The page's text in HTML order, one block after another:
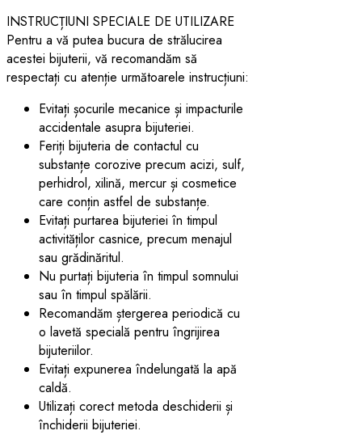
INSTRUCȚIUNI SPECIALE DE UTILIZARE
Pentru a vă putea bucura de strălucirea
acestei bijuterii, vă recomandăm să
respectați cu atenție următoarele instrucțiuni:
Evitați șocurile mecanice și impacturile
accidentale asupra bijuteriei.
Feriți bijuteria de contactul cu
substanțe corozive precum acizi, sulf,
perhidrol, xilină, mercur și cosmetice
care conțin astfel de substanțe.
Evitați purtarea bijuteriei în timpul
activităților casnice, precum menajul
sau grădinăritul.
Nu purtați bijuteria în timpul somnului
sau în timpul spălării.
Recomandăm ștergerea periodică cu
o lavetă specială pentru îngrijirea
bijuteriilor.
Evitați expunerea îndelungată la apă
caldă.
Utilizați corect metoda deschiderii și
închiderii bijuteriei.